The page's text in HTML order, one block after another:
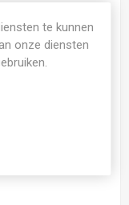
te kunnen
onze diensten